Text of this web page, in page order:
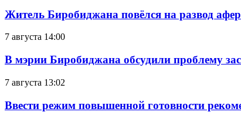
Житель Биробиджана повёлся на развод
7 августа 14:00
В мэрии Биробиджана обсудили проблему
7 августа 13:02
Ввести режим повышенной готовности